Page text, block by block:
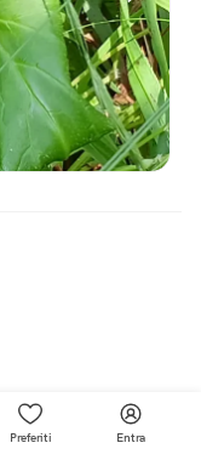
Preferiti Entra